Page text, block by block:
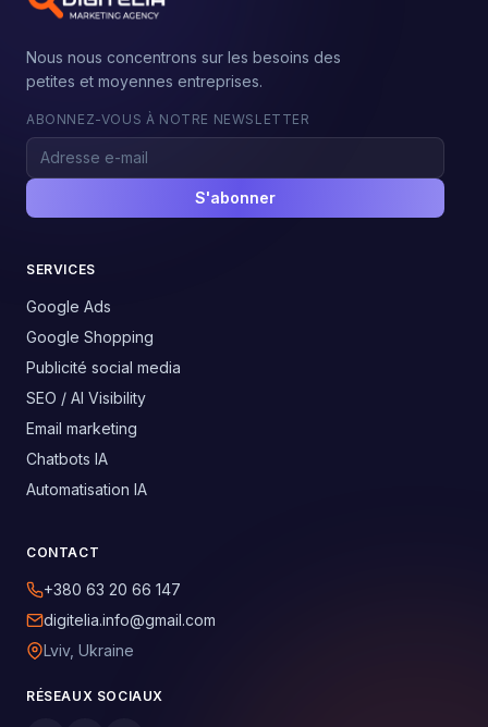
Nous nous concentrons sur les besoins des
petites et moyennes entreprises.
ABONNEZ-VOUS À NOTRE NEWSLETTER
S'abonner
SERVICES
Google Ads
Google Shopping
Publicité social media
SEO / AI Visibility
Email marketing
Chatbots IA
Automatisation IA
CONTACT
+380 63 20 66 147
digitelia.info@gmail.com
Lviv, Ukraine
RÉSEAUX SOCIAUX